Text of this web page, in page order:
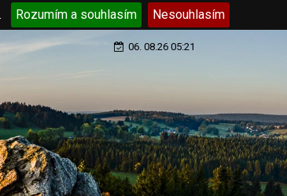
Rozumím a souhlasím Nesouhlasím
06. 08.26 05:21